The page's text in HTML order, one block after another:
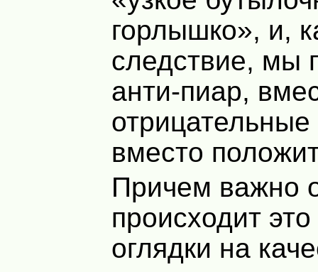
горлышко», и,
следствие, мы
анти-пиар,
вместо
Причем важно
происходит
оглядки на